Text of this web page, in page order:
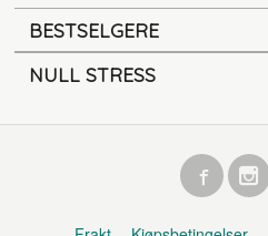
BESTSELGERE
NULL STRESS